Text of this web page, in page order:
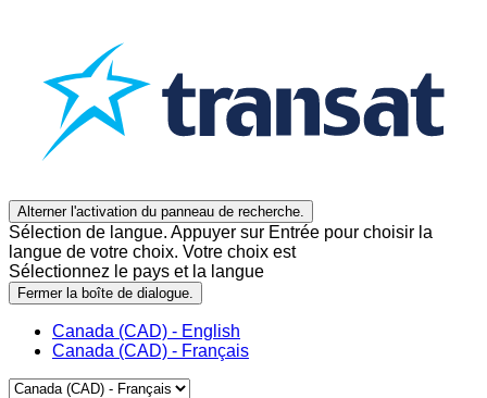
Alterner l'activation du panneau de recherche.
Sélection de langue. Appuyer sur Entrée pour choisir la
langue de votre choix. Votre choix est
Sélectionnez le pays et la langue
Fermer la boîte de dialogue.
Canada (CAD) - English
Canada (CAD) - Français